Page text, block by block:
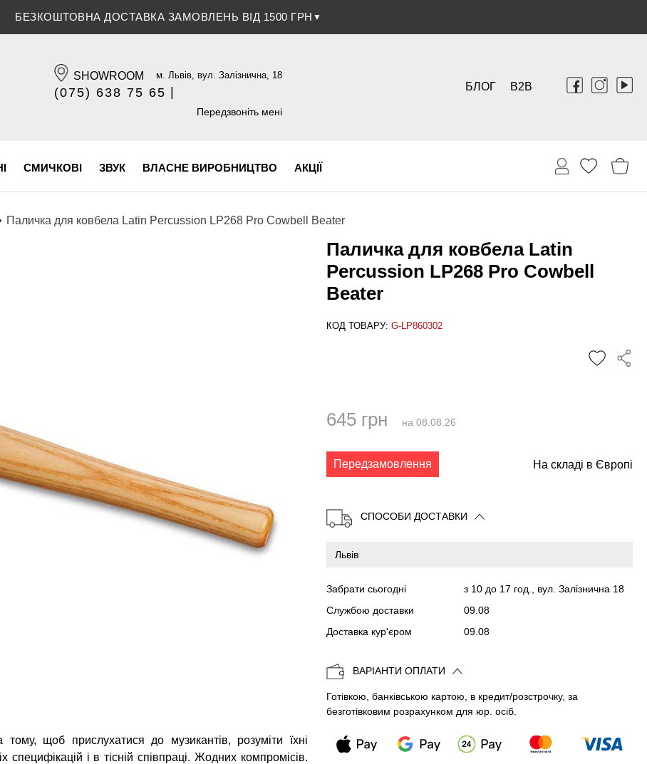
ЗНИЖКА 5% ПРИ ОПЛАТІ БАНКІВСЬКОЮ КАРТКОЮ▼
SHOWROOM м. Львів, вул. Залізнична, 18
(075) 638 75 65
(096) 609 84 32
Передзвоніть мені
B2B
БЛОГ
СМИЧКОВІ ЗВУК ВЛАСНЕ ВИРОБНИЦТВО АКЦІЇ
Паличка для ковбела Latin Percussion LP268 Pro Cowbell Beater
Паличка для ковбела Latin
Percussion LP268 Pro Cowbell
Beater
КОД ТОВАРУ: G-LP860302
645 грн на 08.08.26
Передзамовлення На складі в Європі
СПОСОБИ ДОСТАВКИ
Забрати сьогодні
з 10 до 17 год., вул. Залізнична 18
Службою доставки
09.08
Доставка кур'єром
09.08
ВАРІАНТИ ОПЛАТИ
Готівкою, банківською картою, в кредит/розстрочку, за
безготівковим розрахунком для юр. осіб.
тому, щоб прислухатися до музикантів, розуміти їхні
специфікацій і в тісній співпраці. Жодних компромісів.